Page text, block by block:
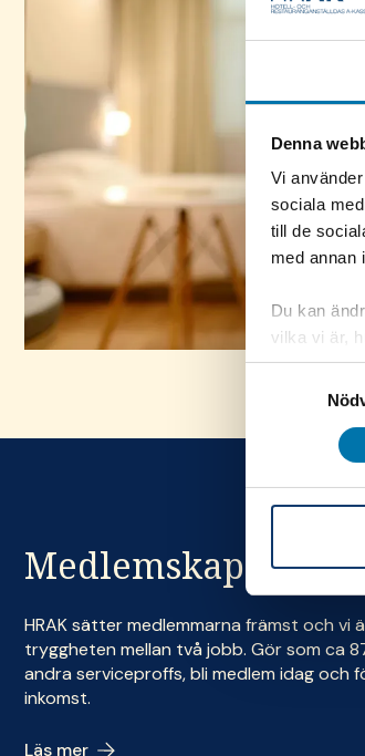
Denna
Vi
sociala
till de
med annan
Du kan
vilka vi är,
du
nere till
Medlemskap
HRAK sätter medlemmarna främst och vi
tryggheten mellan två jobb. Gör som ca
andra serviceproffs, bli medlem idag och
inkomst.
Läs mer